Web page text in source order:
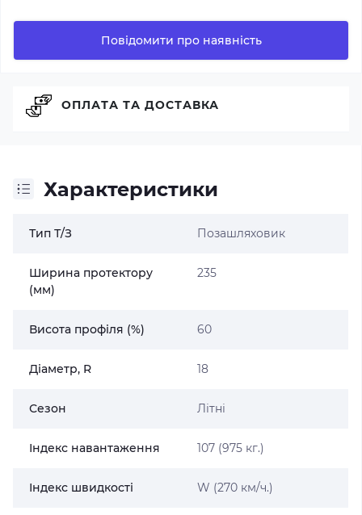
Повідомити про наявність
Характеристики
Тип Т/З Позашляховик
Ширина протектору
(мм)
235
Висота профіля (%) 60
Діаметр, R 18
Сезон Літні
Індекс навантаження 107 (975 кг.)
Індекс швидкості W (270 км/ч.)
ОПЛАТА ТА ДОСТАВКА